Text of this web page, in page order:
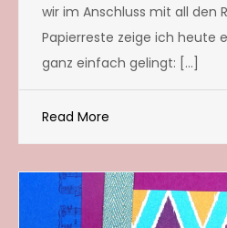
wir im Anschluss mit all den
Papierreste zeige ich heute
ganz einfach gelingt: […]
Read More